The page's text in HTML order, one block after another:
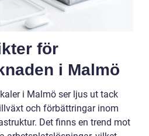
för
i Malmö
i Malmö ser ljus ut tack
och förbättringar inom
Det finns en trend mot